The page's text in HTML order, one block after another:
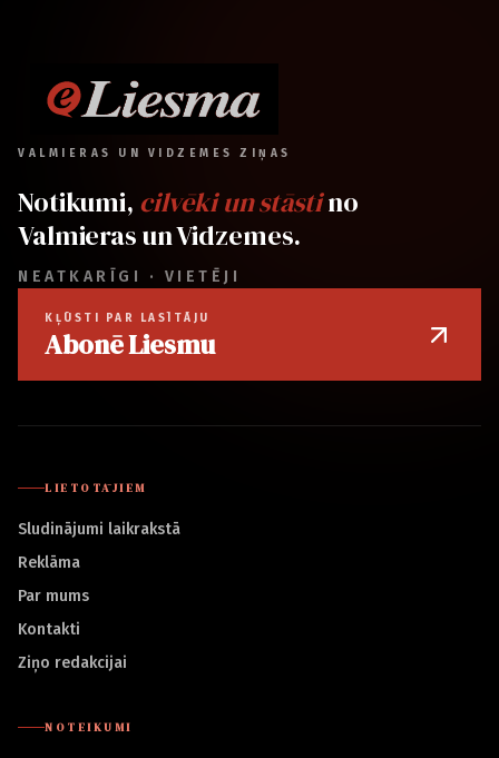
VALMIERAS UN VIDZEMES ZIŅAS
Notikumi, cilvēki un stāstino
Valmieras un Vidzemes.
NEATKARĪGI · VIETĒJI
KĻŪSTI PAR LASĪTĀJU
Abonē Liesmu
LIETOTĀJIEM
Sludinājumi laikrakstā
Reklāma
Par mums
Kontakti
Ziņo redakcijai
NOTEIKUMI